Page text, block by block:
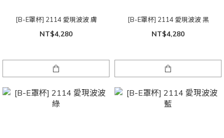
[B-E罩杯] 2114 愛現波波 膚
NT$4,280
[B-E罩杯] 2114 愛現波波 黑
NT$4,280